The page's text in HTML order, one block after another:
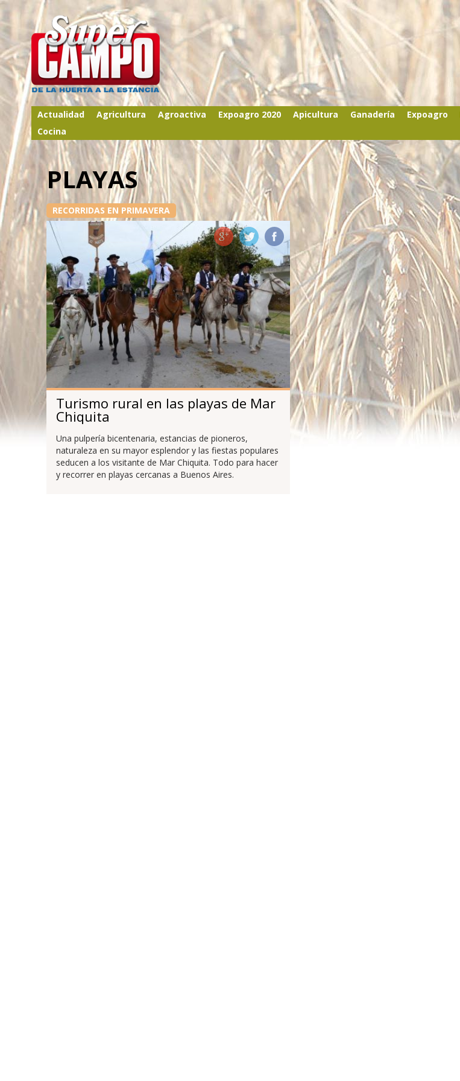
Actualidad Agricultura Agroactiva Expoagro 2020 Apicultura Ganadería Expoagro
Cocina
PLAYAS
RECORRIDAS EN PRIMAVERA
Turismo rural en las playas de Mar
Chiquita
Una pulpería bicentenaria, estancias de pioneros,
naturaleza en su mayor esplendor y las fiestas populares
seducen a los visitante de Mar Chiquita. Todo para hacer
y recorrer en playas cercanas a Buenos Aires.